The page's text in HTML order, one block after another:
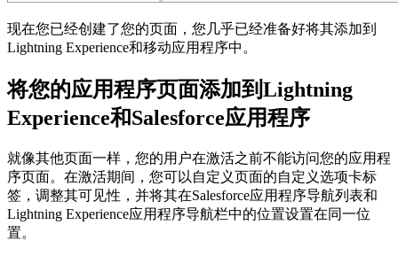
现在您已经创建了您的页面，您几乎已经准备好将其添加到
Lightning Experience和移动应用程序中。
将您的应用程序页面添加到Lightning
Experience和Salesforce应用程序
就像其他页面一样，您的用户在激活之前不能访问您的应用程
序页面。在激活期间，您可以自定义页面的自定义选项卡标
签，调整其可见性，并将其在Salesforce应用程序导航列表和
Lightning Experience应用程序导航栏中的位置设置在同一位
置。